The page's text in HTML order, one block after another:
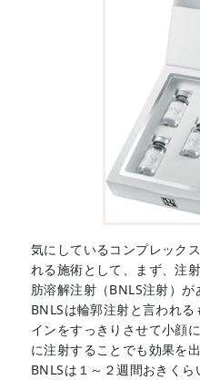
気にしているコンプレック
れる施術として、まず、注
肪溶解注射（BNLS注射）が
BNLSは輪郭注射と言われ
インをすっきりさせて小顔
に注射することでも効果を
BNLSは１～２週間おきく